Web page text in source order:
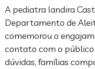
A pediatra Iandira
Departamento de
comemorou o
contato com o público
dúvidas, famílias